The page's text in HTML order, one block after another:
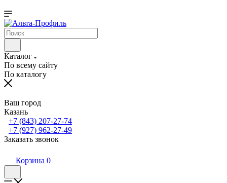
Каталог
По всему сайту
По каталогу
Ваш город
Казань
+7 (843) 207-27-74
+7 (927) 962-27-49
Заказать звонок
Корзина 0